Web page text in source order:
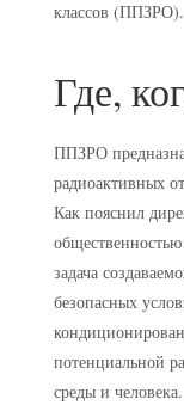
классов (ППЗРО).
Где,
ППЗРО
радиоактивных
Как пояснил
задача
безопасных
потенциальной
среды и